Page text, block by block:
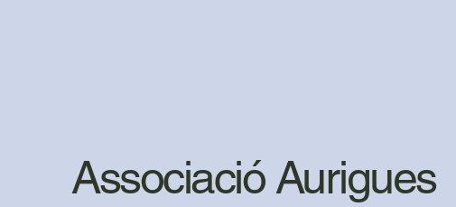
Associació Aurigues